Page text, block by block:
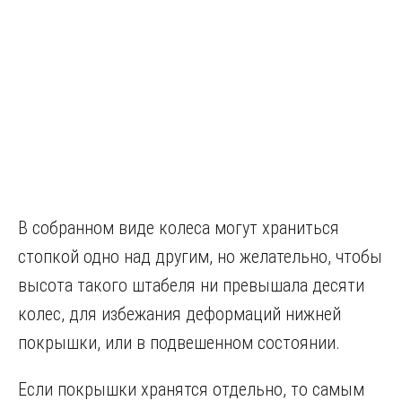
В собранном виде колеса могут храниться
стопкой одно над другим, но желательно, чтобы
высота такого штабеля ни превышала десяти
колес, для избежания деформаций нижней
покрышки, или в подвешенном состоянии.
Если покрышки хранятся отдельно, то самым